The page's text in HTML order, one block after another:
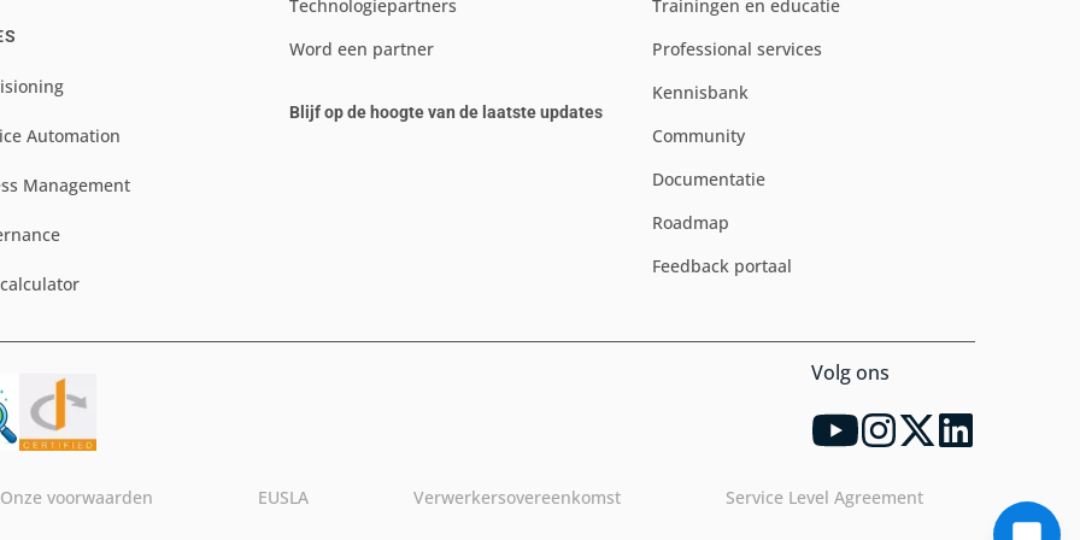
Automation
Management
Technologiepartners
Word een partner
Blijf op de hoogte van de laatste updates
Trainingen en educatie
Professional services
Kennisbank
Community
Documentatie
Roadmap
Feedback portaal
Volg ons
Onze voorwaarden EUSLA Verwerkersovereenkomst Service Level Agreement